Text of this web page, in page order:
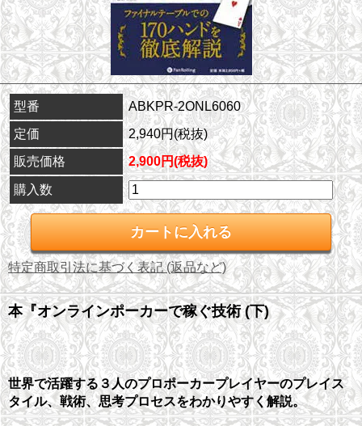
型番
ABKPR-2ONL6060
定価
2,940円(税抜)
販売価格
2,900円(税抜)
購入数
特定商取引法に基づく表記 (返品など)
本『オンラインポーカーで稼ぐ技術 (下)
世界で活躍する３人のプロポーカープレイヤーのプレイス
タイル、戦術、思考プロセスをわかりやすく解説。